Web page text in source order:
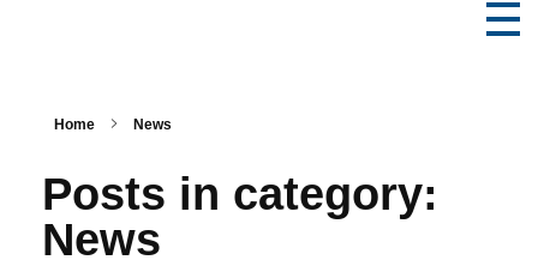
Home News
Posts in category:
News